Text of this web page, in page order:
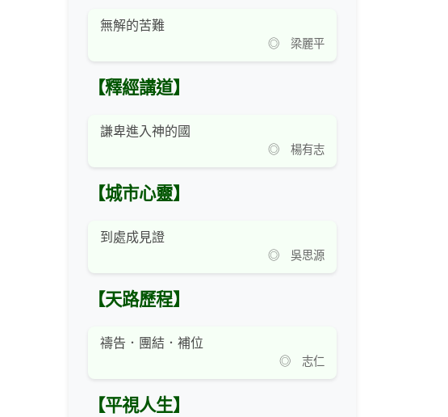
無解的苦難
◎ 梁麗平
【釋經講道】
謙卑進入神的國
◎ 楊有志
【城市心靈】
到處成見證
◎ 吳思源
【天路歷程】
禱告．團結．補位
◎ 志仁
【平視人生】